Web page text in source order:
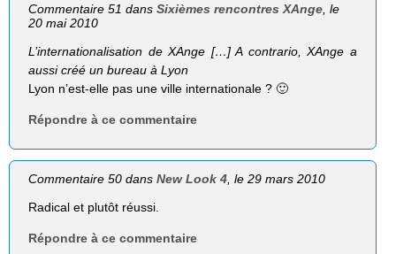
Commentaire 51 dansSixièmes rencontres XAnge , le
20 mai 2010
L’internationalisation de XAnge […] A contra­rio, XAnge a
aussi créé un bureau à Lyon
Lyon n’est-elle pas une ville internationale ? 🙂
Répondre à ce commentaire
Commentaire 50 dansNew Look 4 , le 29 mars 2010
Radical et plutôt réussi.
Répondre à ce commentaire